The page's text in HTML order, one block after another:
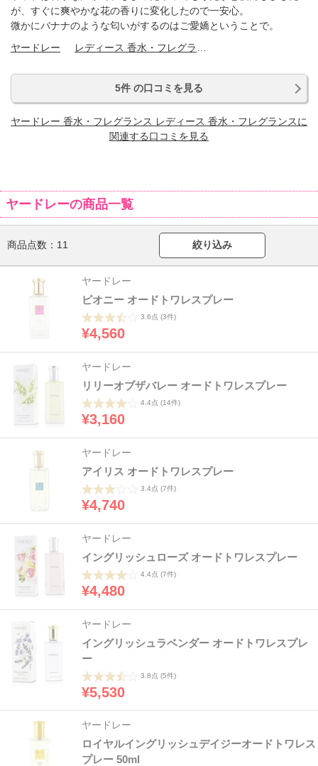
が、すぐに爽やかな花の香りに変化したので一安心。
微かにバナナのような匂いがするのはご愛嬌ということで。
ヤードレー
5件 の口コミを見る
ヤードレー 香水・フレグランス レディース 香水・フレグランスに
関連する口コミを見る
ヤードレーの商品一覧
商品点数： 11 絞り込み
ヤードレー
ピオニー オードトワレスプレー
3.6点 (3件)
¥4,560
ヤードレー
リリーオブザバレー オードトワレスプレー
4.4点 (14件)
¥3,160
ヤードレー
アイリス オードトワレスプレー
3.4点 (7件)
¥4,740
ヤードレー
イングリッシュローズ オードトワレスプレー
4.4点 (7件)
¥4,480
ヤードレー
イングリッシュラベンダー オードトワレスプレ
ー
3.8点 (5件)
¥5,530
ヤードレー
ロイヤルイングリッシュデイジーオードトワレス
プレー 50ml